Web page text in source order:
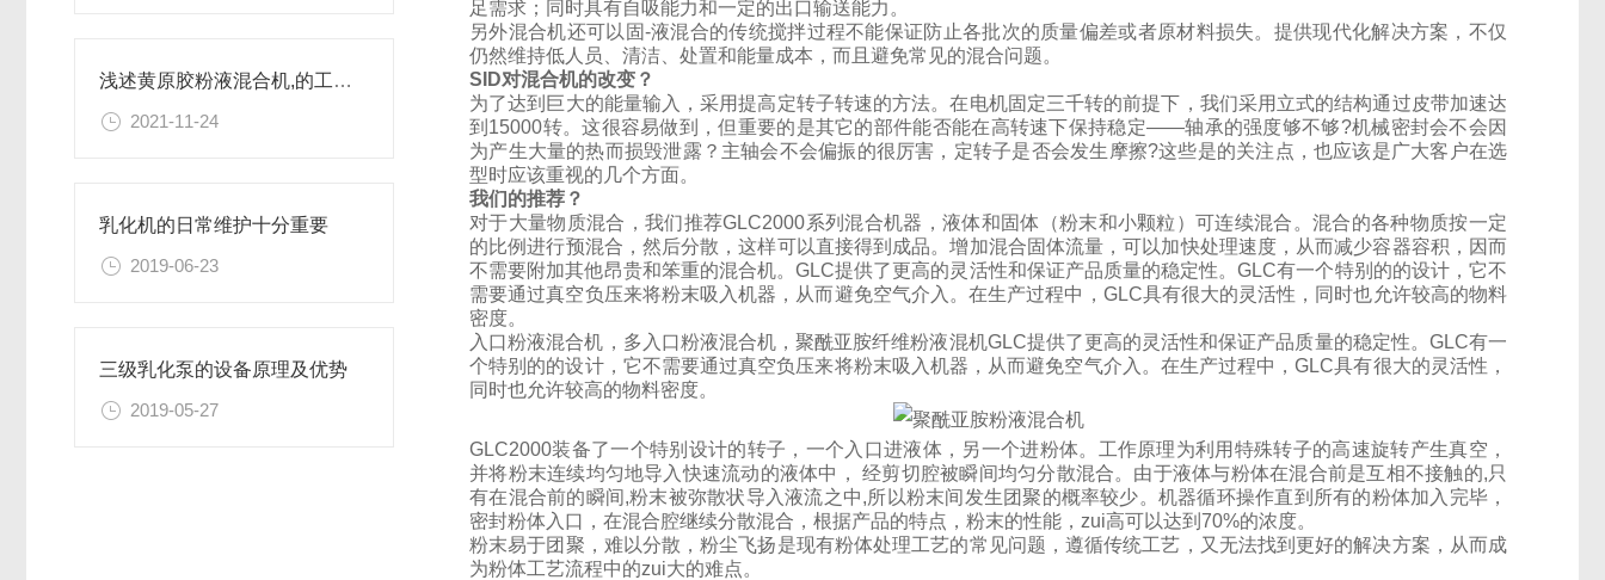
浅述黄原胶粉液混合机,的工作原理
2021-11-24
乳化机的日常维护十分重要
2019-06-23
三级乳化泵的设备原理及优势
2019-05-27
足需求；同时具有自吸能力和一定的出口输送能力。
另外混合机还可以 固-液混合的传统搅拌过程不能保证防止各批次的质量偏差或者原材料损失。 提供现代化解决方案，不仅
仍然维持低人员、清洁、处置和能量成本，而且避免常见的混合问题。
SID对混合机的改变？
为了达到巨大的能量输入，采用提高定转子转速的方法。在电机固定三千转的前提下，我们采用立式的结构通过皮带加速达
到15000转。这很容易做到，但重要的是其它的部件能否能在高转速下保持稳定——轴承的强度够不够?机械密封会不会因
为产生大量的热而损毁泄露？主轴会不会偏振的很厉害，定转子是否会发生摩擦?这些是的关注点，也应该是广大客户在选
型时应该重视的几个方面。
我们的推荐？
对于大量物质混合，我们推荐GLC2000系列混合机器，液体和固体（粉末和小颗粒）可连续混合。混合的各种物质按一定
的比例进行预混合，然后分散，这样可以直接得到成品。增加混合固体流量，可以加快处理速度，从而减少容器容积，因而
不需要附加其他昂贵和笨重的混合机。GLC提供了更高的灵活性和保证产品质量的稳定性。GLC有一个特别的的设计，它不
需要通过真空负压来将粉末吸入机器，从而避免空气介入。在生产过程中，GLC具有很大的灵活性，同时也允许较高的物料
密度。
入口粉液混合机，多入口粉液混合机，聚酰亚胺纤维粉液混机GLC提供了更高的灵活性和保证产品质量的稳定性。GLC有一
个特别的的设计，它不需要通过真空负压来将粉末吸入机器，从而避免空气介入。在生产过程中，GLC具有很大的灵活性，
同时也允许较高的物料密度。
GLC2000装备了一个特别设计的转子，一个入口进液体，另一个进粉体。工作原理为利用特殊转子的高速旋转产生真空，
并将粉末连续均匀地导入快速流动的液体中， 经剪切腔被瞬间均匀分散混合。由于液体与粉体在混合前是互相不接触的,只
有在混合前的瞬间,粉末被弥散状导入液流之中,所以粉末间发生团聚的概率较少。机器循环操作直到所有的粉体加入完毕，
密封粉体入口，在混合腔继续分散混合，根据产品的特点，粉末的性能，zui高可以达到70%的浓度。
粉末易于团聚，难以分散，粉尘飞扬是现有粉体处理工艺的常见问题，遵循传统工艺，又无法找到更好的解决方案，从而成
为粉体工艺流程中的zui大的难点。